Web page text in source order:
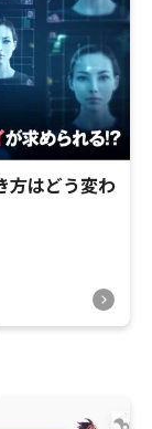
方はどう変わ